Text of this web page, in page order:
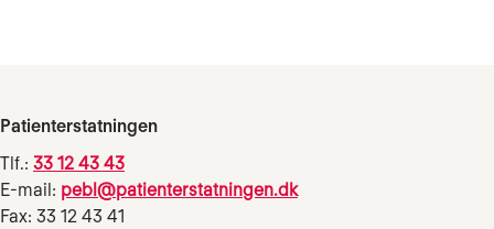
Patienterstatningen
Tlf.: 33 12 43 43
E-mail: pebl@patienterstatningen.dk
Fax: 33 12 43 41